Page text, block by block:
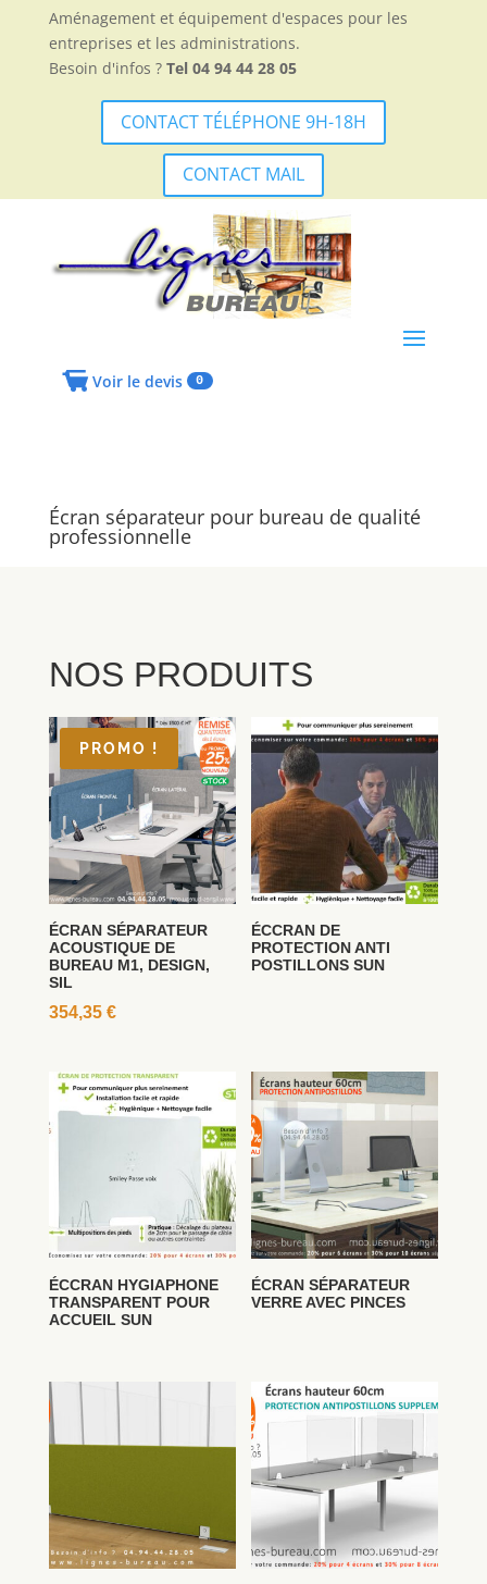
Aménagement et équipement d'espaces pour les
entreprises et les administrations.
Besoin d'infos ? Tel 04 94 44 28 05
CONTACT TÉLÉPHONE 9H-18H
CONTACT MAIL
Voir le devis 0
Écran séparateur pour bureau de qualité
professionnelle
NOS PRODUITS
PROMO !
ÉCRAN SÉPARATEUR
ACOUSTIQUE DE
BUREAU M1, DESIGN,
SIL
354,35 €
ÉCCRAN DE
PROTECTION ANTI
POSTILLONS SUN
ÉCCRAN HYGIAPHONE
TRANSPARENT POUR
ACCUEIL SUN
ÉCRAN SÉPARATEUR
VERRE AVEC PINCES